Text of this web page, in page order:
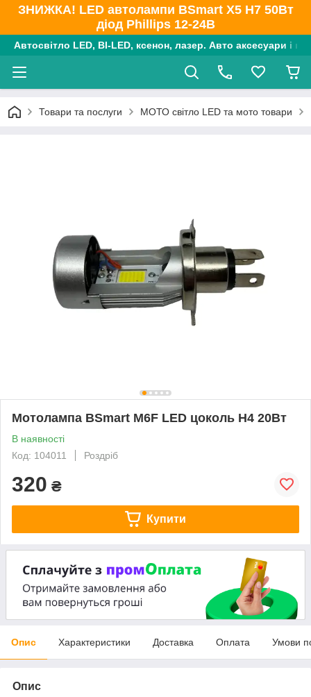
ЗНИЖКА! LED автолампи BSmart X5 H7 50Вт
діод Phillips 12-24В
Автосвітло LED, BI-LED, ксенон, лазер. Авто аксесуари і
Товари та послуги МОТО світло LED та мото товари
Мотолампа BSmart M6F LED цоколь H4 20Вт
В наявності
Код: 104011
Роздріб
320 ₴
Купити
Опис Характеристики Доставка Оплата Умови
Опис